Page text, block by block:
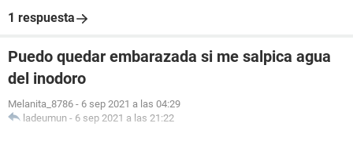
1 respuesta
Puedo quedar embarazada si me salpica agua
del inodoro
Melanita_8786 - 6 sep 2021 a las 04:29
ladeumun - 6 sep 2021 a las 21:22